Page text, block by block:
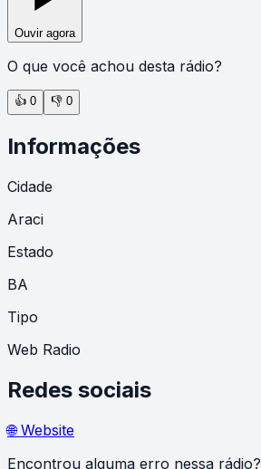
Ouvir agora
O que você achou desta rádio?
👍 0 👎 0
Informações
Cidade
Araci
Estado
BA
Tipo
Web Radio
Redes sociais
🌐 Website
Encontrou alguma erro nessa rádio?